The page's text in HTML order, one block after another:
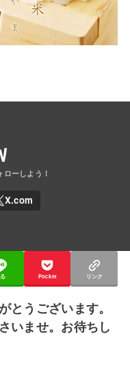
Pocket リンク
とうございます。
いませ。お待ちし